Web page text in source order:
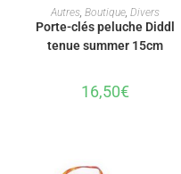
AJOUTER AU PANIER
Autres,Boutique,Divers
Porte-clés peluche Diddl
tenue summer 15cm
16,50€